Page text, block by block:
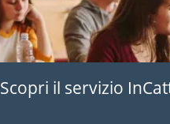
Scopri il servizio